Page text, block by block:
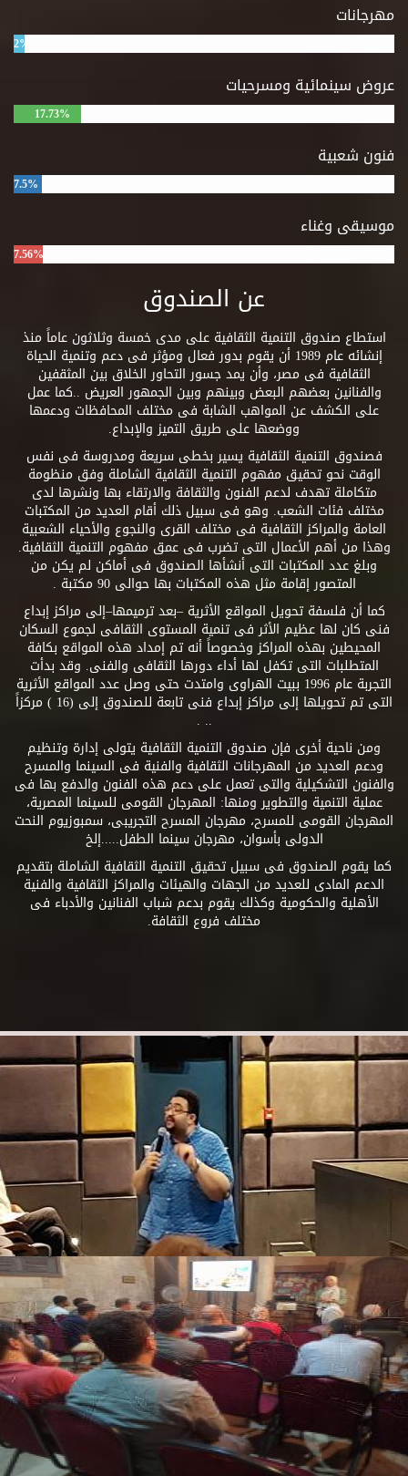
مهرجانات
2%
عروض سينمائية ومسرحيات
17.73%
فنون شعبية
7.5%
موسيقى وغناء
7.56%
عن الصندوق
استطاع صندوق التنمية الثقافية على مدى خمسة وثلاثون عاماً منذ
إنشائه عام 1989 أن يقوم بدور فعال ومؤثر فى دعم وتنمية الحياة
الثقافية فى مصر، وأن يمد جسور التحاور الخلاق بين المثقفين
والفنانين بعضهم البعض وبينهم وبين الجمهور العريض ..كما عمل
على الكشف عن المواهب الشابة فى مختلف المحافظات ودعمها
ووضعها على طريق التميز والإبداع.
فصندوق التنمية الثقافية يسير بخطى سريعة ومدروسة فى نفس
الوقت نحو تحقيق مفهوم التنمية الثقافية الشاملة وفق منظومة
متكاملة تهدف لدعم الفنون والثقافة والارتقاء بها ونشرها لدى
مختلف فئات الشعب. وهو فى سبيل ذلك أقام العديد من المكتبات
العامة والمراكز الثقافية فى مختلف القرى والنجوع والأحياء الشعبية
وهذا من أهم الأعمال التى تضرب فى عمق مفهوم التنمية الثقافية.
وبلغ عدد المكتبات التى أنشأها الصندوق فى أماكن لم يكن من
المتصور إقامة مثل هذه المكتبات بها حوالى 90 مكتبة .
كما أن فلسفة تحويل المواقع الأثرية –بعد ترميمها–إلى مراكز إبداع
فنى كان لها عظيم الأثر فى تنمية المستوى الثقافى لجموع السكان
المحيطين بهذه المراكز وخصوصاً أنه تم إمداد هذه المواقع بكافة
المتطلبات التى تكفل لها أداء دورها الثقافى والفنى. وقد بدأت
التجربة عام 1996 ببيت الهراوى وامتدت حتى وصل عدد المواقع الأثرية
التى تم تحويلها إلى مراكز إبداع فنى تابعة للصندوق إلى (16 ) مركزاً
.. .
ومن ناحية أخرى فإن صندوق التنمية الثقافية يتولى إدارة وتنظيم
ودعم العديد من المهرجانات الثقافية والفنية فى السينما والمسرح
والفنون التشكيلية والتى تعمل على دعم هذه الفنون والدفع بها فى
عملية التنمية والتطوير ومنها: المهرجان القومى للسينما المصرية،
المهرجان القومى للمسرح، مهرجان المسرح التجريبى، سمبوزيوم النحت
الدولى بأسوان، مهرجان سينما الطفل.....إلخ
كما يقوم الصندوق فى سبيل تحقيق التنمية الثقافية الشاملة بتقديم
الدعم المادى للعديد من الجهات والهيئات والمراكز الثقافية والفنية
الأهلية والحكومية وكذلك يقوم بدعم شباب الفنانين والأدباء فى
مختلف فروع الثقافة.